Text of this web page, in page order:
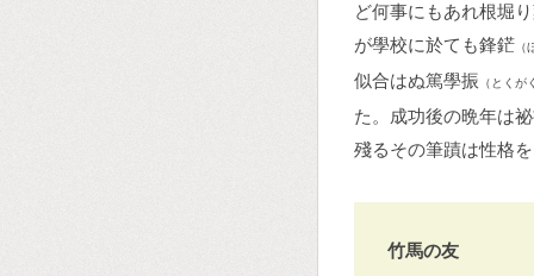
ど何事にもあれ根堀
が學校に於ても鋒鋩
似合はぬ篤學振 （とくが
た。成功後の晩年は
殘るその筆蹟は性格
竹馬の友